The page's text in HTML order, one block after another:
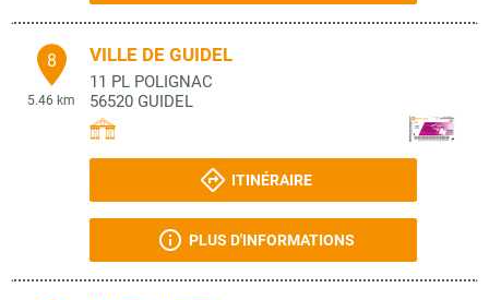
8
5.46 km
VILLE DE GUIDEL
11 PL POLIGNAC
56520 GUIDEL
ITINÉRAIRE
PLUS D'INFORMATIONS